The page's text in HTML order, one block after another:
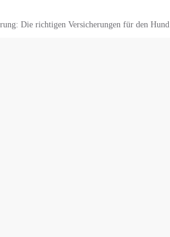
Die richtigen Versicherungen für den Hund